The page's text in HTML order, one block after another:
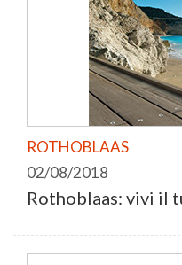
ROTHOBLAAS
02/08/2018
Rothoblaas: vivi il